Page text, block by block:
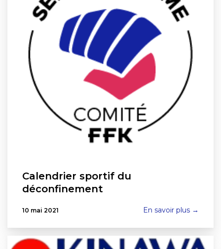
Calendrier sportif du
déconfinement
10 mai 2021 En savoir plus →